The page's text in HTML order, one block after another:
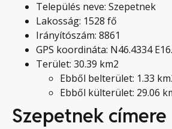
Település neve: Szepetnek
Lakosság: 1528 fő
Irányítószám: 8861
GPS koordináta: N46.4334
Terület: 30.39 km2
Ebből belterület: 1.33
Ebből külterület: 29.06
Szepetnek címere